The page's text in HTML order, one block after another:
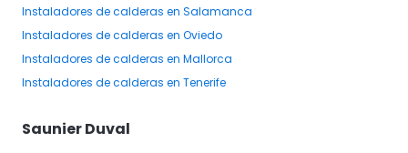
Instaladores de calderas en Salamanca
Instaladores de calderas en Oviedo
Instaladores de calderas en Mallorca
Instaladores de calderas en Tenerife
Saunier Duval